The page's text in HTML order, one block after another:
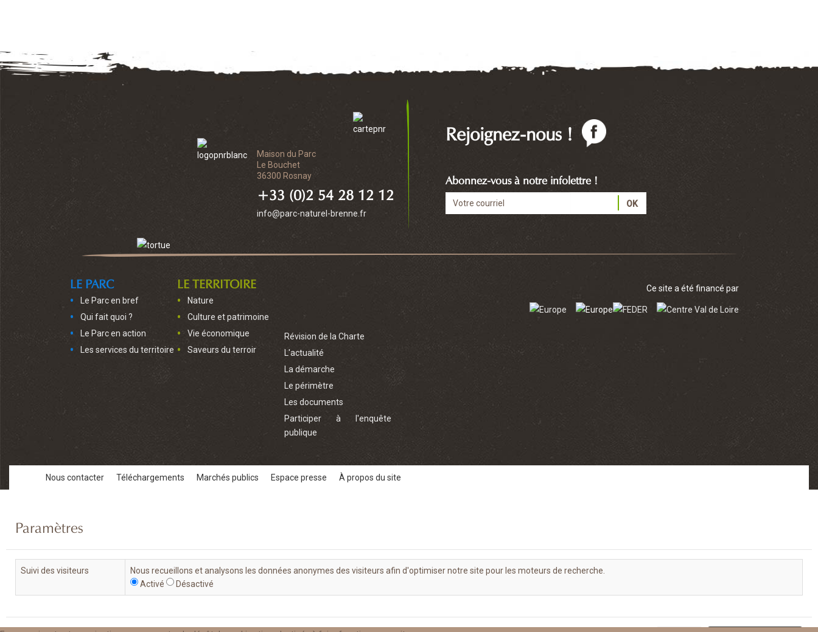
Maison du Parc
Le Bouchet
36300 Rosnay
+33 (0)2 54 28 12 12
info@parc-naturel-brenne.fr
Rejoignez-nous !
Abonnez-vous à notre infolettre !
LE PARC
Le Parc en bref
Qui fait quoi ?
Le Parc en action
Les services du territoire
LE TERRITOIRE
Nature
Culture et patrimoine
Vie économique
Saveurs du terroir
Révision de la Charte
L'actualité
La démarche
Le périmètre
Les documents
Participer à l'enquête
publique
Ce site a été financé par
Nous contacter Téléchargements Marchés publics Espace presse À propos du site
Paramètres
Suivi des visiteurs
Nous recueillons et analysons les données anonymes des visiteurs afin d'optimiser notre site pour les moteurs de recherche.
Activé
Désactivé